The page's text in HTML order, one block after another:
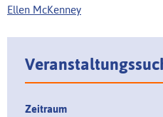
Ellen McKenney
Zeitraum